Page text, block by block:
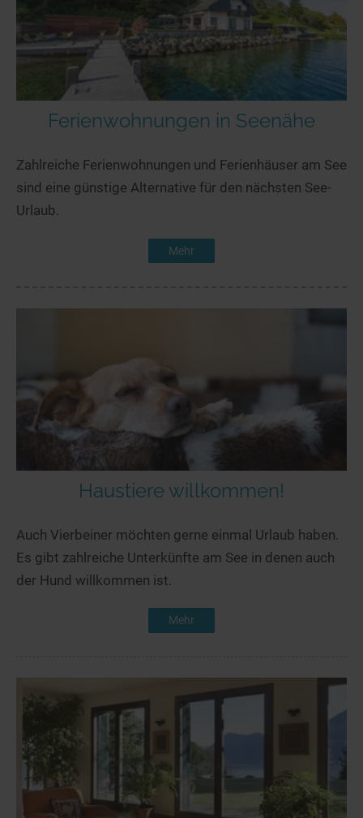
Ferienwohnungen in Seenähe
Zahlreiche Ferienwohnungen und Ferienhäuser am See
sind eine günstige Alternative für den nächsten See-
Urlaub.
Mehr
Haustiere willkommen!
Auch Vierbeiner möchten gerne einmal Urlaub haben.
Es gibt zahlreiche Unterkünfte am See in denen auch
der Hund willkommen ist.
Mehr